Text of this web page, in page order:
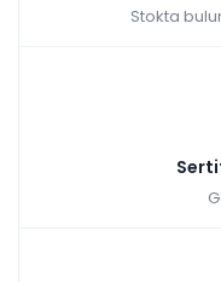
Stokta